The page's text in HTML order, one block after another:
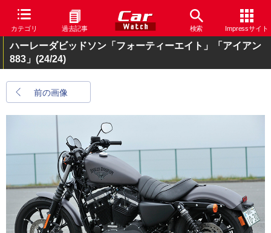
カテゴリ 過去記事 検索 Impressサイト
ハーレーダビッドソン「フォーティーエイト」「アイアン
883」 (24/24)
前の画像